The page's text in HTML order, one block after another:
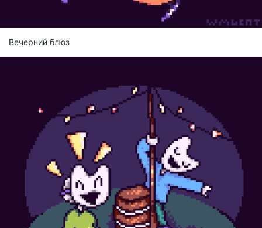
Вечерний блюз